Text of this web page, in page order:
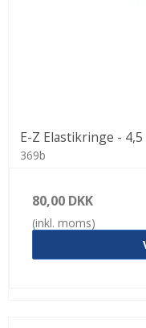
E-Z Elastikringe -
369b
80,00 DKK
(inkl. moms)